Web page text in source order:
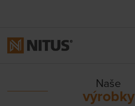
Naše
výrobky